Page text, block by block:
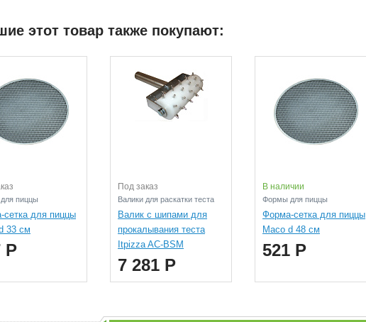
этот товар также покупают:
пиццы
сетка для пиццы
33 см
Р
Под заказ
Валики для раскатки теста
Валик с шипами для
прокалывания теста
Itpizza AC-BSM
7 281 Р
В наличии
Формы для пиццы
Форма-сетка для пиццы
Maco d 48 см
521 Р